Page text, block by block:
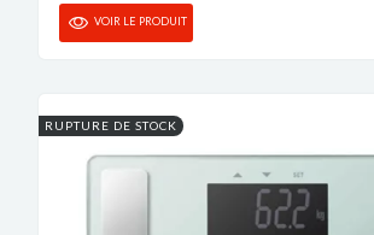
VOIR LE PRODUIT
RUPTURE DE STOCK